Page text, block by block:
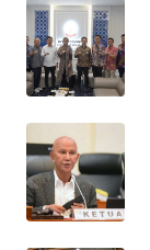
WAHANANEWS
ID
WAHANANEWS
CO ID
WAHANANEWS
NET